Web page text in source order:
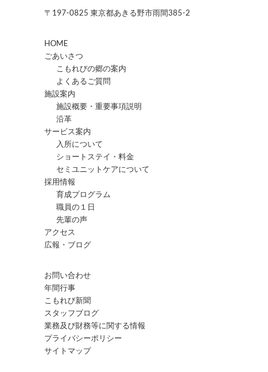
〒197-0825 東京都あきる野市雨間385-2
HOME
ごあいさつ
こもれびの郷の案内
よくあるご質問
施設案内
施設概要・重要事項説明
沿革
サービス案内
入所について
ショートステイ・料金
セミユニットケアについて
採用情報
育成プログラム
職員の１日
先輩の声
アクセス
広報・ブログ
お問い合わせ
年間行事
こもれび新聞
スタッフブログ
業務及び財務等に関する情報
プライバシーポリシー
サイトマップ